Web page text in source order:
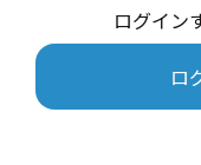
ログイン
ロ